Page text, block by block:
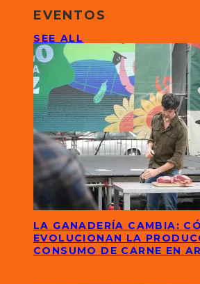
EVENTOS
SEE ALL
LA GANADERÍA CAMBIA:
EVOLUCIONAN LA
CONSUMO DE CARNE EN